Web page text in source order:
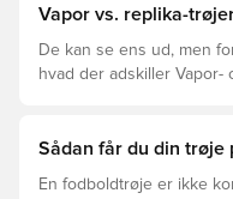
Vapor vs. replika-
De kan se ens ud, men
hvad der adskiller
Sådan får du din trøje
En fodboldtrøje er ikke